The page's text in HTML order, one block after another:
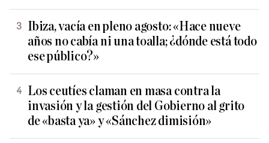
Ibiza, vacía en pleno agosto: «Hace nueve
años no cabía ni una toalla; ¿dónde está todo
ese público?»
Los ceutíes claman en masa contra la
invasión y la gestión del Gobierno al grito
de «basta ya» y «Sánchez dimisión»